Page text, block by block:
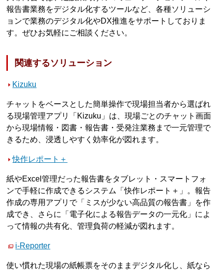
報告書業務をデジタル化するツールなど、各種ソリューシ
ョンで業務のデジタル化やDX推進をサポートしておりま
す。ぜひお気軽にご相談ください。
関連するソリューション
Kizuku
チャットをベースとした簡単操作で現場担当者から選ばれ
る現場管理アプリ「Kizuku」は、現場ごとのチャット画面
から現場情報・図書・報告書・受発注業務まで一元管理で
きるため、浸透しやすく効率化が図れます。
快作レポート＋
紙やExcel管理だった報告書をタブレット・スマートフォ
ンで手軽に作成できるシステム「快作レポート＋」。報告
作成の専用アプリで「ミスが少ない高品質の報告書」を作
成でき、さらに「電子化による報告データの一元化」によ
って情報の共有化、管理負荷の軽減が図れます。
i-Reporter
使い慣れた現場の紙帳票をそのままデジタル化し、紙なら